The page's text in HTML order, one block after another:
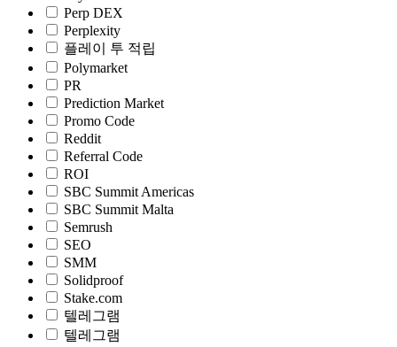
Perp DEX
Perplexity
플레이 투 적립
Polymarket
PR
Prediction Market
Promo Code
Reddit
Referral Code
ROI
SBC Summit Americas
SBC Summit Malta
Semrush
SEO
SMM
Solidproof
Stake.com
텔레그램
텔레그램